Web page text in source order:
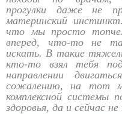
прогулки даже не
материнский
что мы просто
вперед, что-то не
искать. В такие
кто-то взял тебя
направлении
сожалению, на тот
комплексной системы
здоровья, да и сейчас